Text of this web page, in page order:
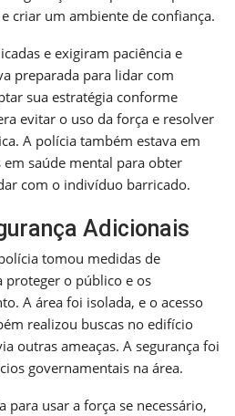
criar um ambiente de confiança.
e exigiram paciência e
preparada para lidar com
sua estratégia conforme
evitar o uso da força e resolver
A polícia também estava em
saúde mental para obter
com o indivíduo barricado.
Adicionais
tomou medidas de
proteger o público e os
A área foi isolada, e o acesso
realizou buscas no edifício
outras ameaças. A segurança foi
governamentais na área.
para usar a força se necessário,